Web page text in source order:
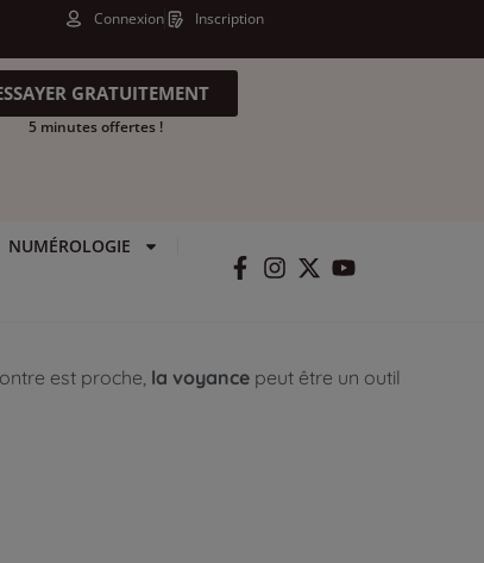
Connexion Inscription
GRATUITEMENT
5 minutes offertes !
NUMÉROLOGIE
est proche, la voyance peut être un outil